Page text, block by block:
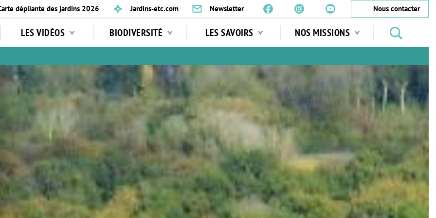
dépliante des jardins 2026 Jardins-etc.com Newsletter
Nous contacter
LES VIDÉOS BIODIVERSITÉ LES SAVOIRS NOS MISSIONS
jardins